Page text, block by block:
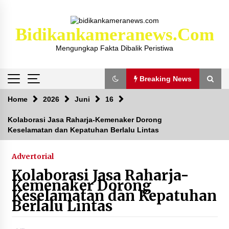
Bidikankameranews.com
Mengungkap Fakta Dibalik Peristiwa
Breaking News
Breaking News
Kejaksaan KSB Mulai Lidik Mafia Tanah Desa
Sekongkang Bawah
2 tahun ago
Laporan Dugaan Pencabulan di Desa Sepayung
Kec. Plampang, Polres Sumbawa Pastikan
Proses Penyelidikan Berjalan Maksimal
4 minggu ago
Home 2026 Juni 16
Kolaborasi Jasa Raharja-Kemenaker Dorong
Keselamatan dan Kepatuhan Berlalu Lintas
Advertorial
Kolaborasi Jasa Raharja-
Kemenaker Dorong
Keselamatan dan Kepatuhan
Berlalu Lintas